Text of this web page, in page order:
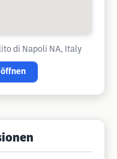
di Napoli NA, Italy
öffnen